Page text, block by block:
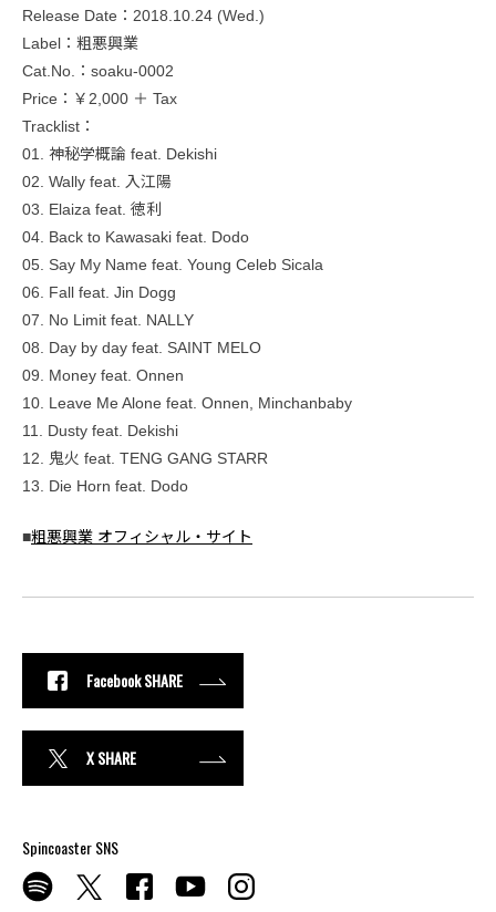
Release Date：2018.10.24 (Wed.)
Label：粗悪興業
Cat.No.：soaku-0002
Price：￥2,000 ＋ Tax
Tracklist：
01. 神秘学概論 feat. Dekishi
02. Wally feat. 入江陽
03. Elaiza feat. 徳利
04. Back to Kawasaki feat. Dodo
05. Say My Name feat. Young Celeb Sicala
06. Fall feat. Jin Dogg
07. No Limit feat. NALLY
08. Day by day feat. SAINT MELO
09. Money feat. Onnen
10. Leave Me Alone feat. Onnen, Minchanbaby
11. Dusty feat. Dekishi
12. 鬼火 feat. TENG GANG STARR
13. Die Horn feat. Dodo
■粗悪興業 オフィシャル・サイト
Facebook SHARE
X SHARE
Spincoaster SNS